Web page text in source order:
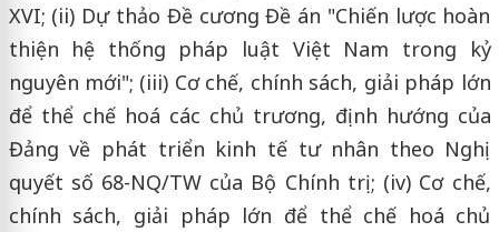
XVI; (ii) Dự thảo Đề cương Đề án "Chiến lược hoàn
thiện hệ thống pháp luật Việt Nam trong kỷ
nguyên mới"; (iii) Cơ chế, chính sách, giải pháp lớn
để thể chế hoá các chủ trương, định hướng của
Đảng về phát triển kinh tế tư nhân theo Nghị
quyết số 68-NQ/TW của Bộ Chính trị; (iv) Cơ chế,
chính sách, giải pháp lớn để thể chế hoá chủ